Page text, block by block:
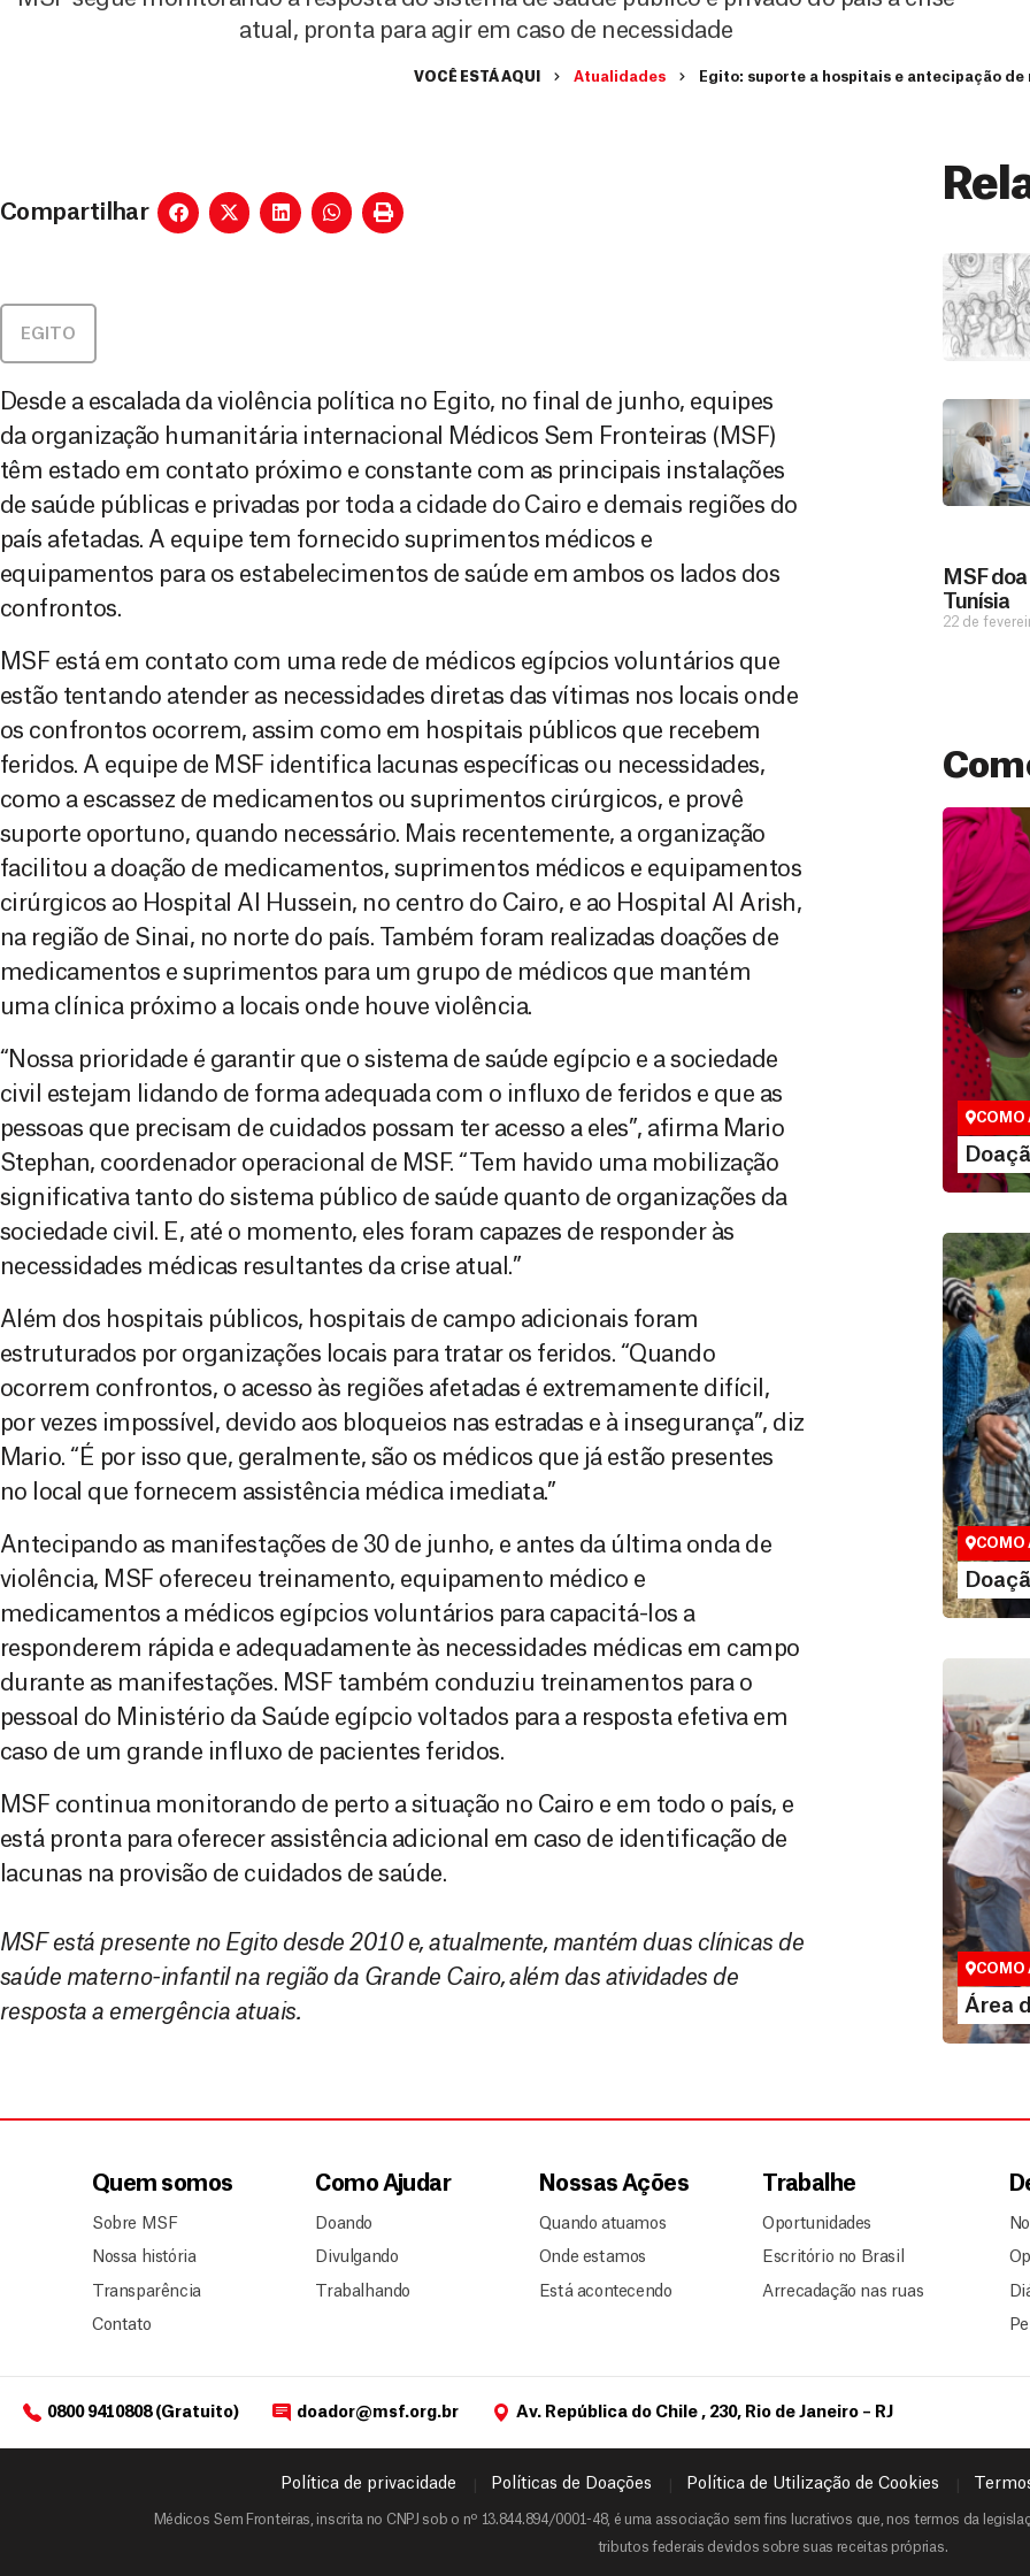
atual, pronta para agir em caso de necessidade
VOCÊ ESTÁ AQUI Atualidades Egito: suporte a hospitais e antecipação de
Compartilhar
EGITO
Desde a escalada da violência política no Egito, no final de junho, equipes
da organização humanitária internacional Médicos Sem Fronteiras (MSF)
têm estado em contato próximo e constante com as principais instalações
de saúde públicas e privadas por toda a cidade do Cairo e demais regiões do
país afetadas. A equipe tem fornecido suprimentos médicos e
equipamentos para os estabelecimentos de saúde em ambos os lados dos
confrontos.
MSF está em contato com uma rede de médicos egípcios voluntários que
estão tentando atender as necessidades diretas das vítimas nos locais onde
os confrontos ocorrem, assim como em hospitais públicos que recebem
feridos. A equipe de MSF identifica lacunas específicas ou necessidades,
como a escassez de medicamentos ou suprimentos cirúrgicos, e provê
suporte oportuno, quando necessário. Mais recentemente, a organização
facilitou a doação de medicamentos, suprimentos médicos e equipamentos
cirúrgicos ao Hospital Al Hussein, no centro do Cairo, e ao Hospital Al Arish,
na região de Sinai, no norte do país. Também foram realizadas doações de
medicamentos e suprimentos para um grupo de médicos que mantém
uma clínica próximo a locais onde houve violência.
“Nossa prioridade é garantir que o sistema de saúde egípcio e a sociedade
civil estejam lidando de forma adequada com o influxo de feridos e que as
pessoas que precisam de cuidados possam ter acesso a eles”, afirma Mario
Stephan, coordenador operacional de MSF. “Tem havido uma mobilização
significativa tanto do sistema público de saúde quanto de organizações da
sociedade civil. E, até o momento, eles foram capazes de responder às
necessidades médicas resultantes da crise atual.”
Além dos hospitais públicos, hospitais de campo adicionais foram
estruturados por organizações locais para tratar os feridos. “Quando
ocorrem confrontos, o acesso às regiões afetadas é extremamente difícil,
por vezes impossível, devido aos bloqueios nas estradas e à insegurança”, diz
Mario. “É por isso que, geralmente, são os médicos que já estão presentes
no local que fornecem assistência médica imediata.”
Antecipando as manifestações de 30 de junho, e antes da última onda de
violência, MSF ofereceu treinamento, equipamento médico e
medicamentos a médicos egípcios voluntários para capacitá-los a
responderem rápida e adequadamente às necessidades médicas em campo
durante as manifestações. MSF também conduziu treinamentos para o
pessoal do Ministério da Saúde egípcio voltados para a resposta efetiva em
caso de um grande influxo de pacientes feridos.
MSF continua monitorando de perto a situação no Cairo e em todo o país, e
está pronta para oferecer assistência adicional em caso de identificação de
lacunas na provisão de cuidados de saúde.
MSF está presente no Egito desde 2010 e, atualmente, mantém duas clínicas de
saúde materno-infantil na região da Grande Cairo, além das atividades de
resposta a emergência atuais.
MSF
Tunísia
22 de
Doação
São as
que nos
vidas em
COMO
Você
maneiras,
valor que
COMO
Área
Espaço
COMO
Área
Quem somos
Sobre MSF
Nossa história
Transparência
Contato
Como Ajudar
Doando
Divulgando
Trabalhando
Nossas Ações
Quando atuamos
Onde estamos
Está acontecendo
Trabalhe
Oportunidades
Escritório no Brasil
Arrecadação nas ruas
0800 9410808 (Gratuito) doador@msf.org.br Av. República do Chile , 230, Rio de Janeiro – RJ
Política de privacidade Políticas de Doações Política de Utilização de Cookies
Médicos Sem Fronteiras, inscrita no CNPJ sob o nº 13.844.894/0001-48, é uma associação sem fins lucrativos que, nos termos da
tributos federais devidos sobre suas receitas próprias.